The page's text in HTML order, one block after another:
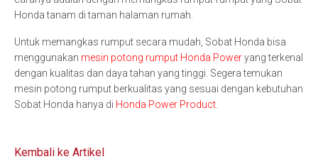
Honda tanam di taman halaman rumah.
Untuk memangkas rumput secara mudah, Sobat Honda bisa
menggunakan mesin potong rumput Honda Poweryang terkenal
dengan kualitas dan daya tahan yang tinggi. Segera temukan
mesin potong rumput berkualitas yang sesuai dengan kebutuhan
Sobat Honda hanya di Honda Power Product
Kembali ke Artikel